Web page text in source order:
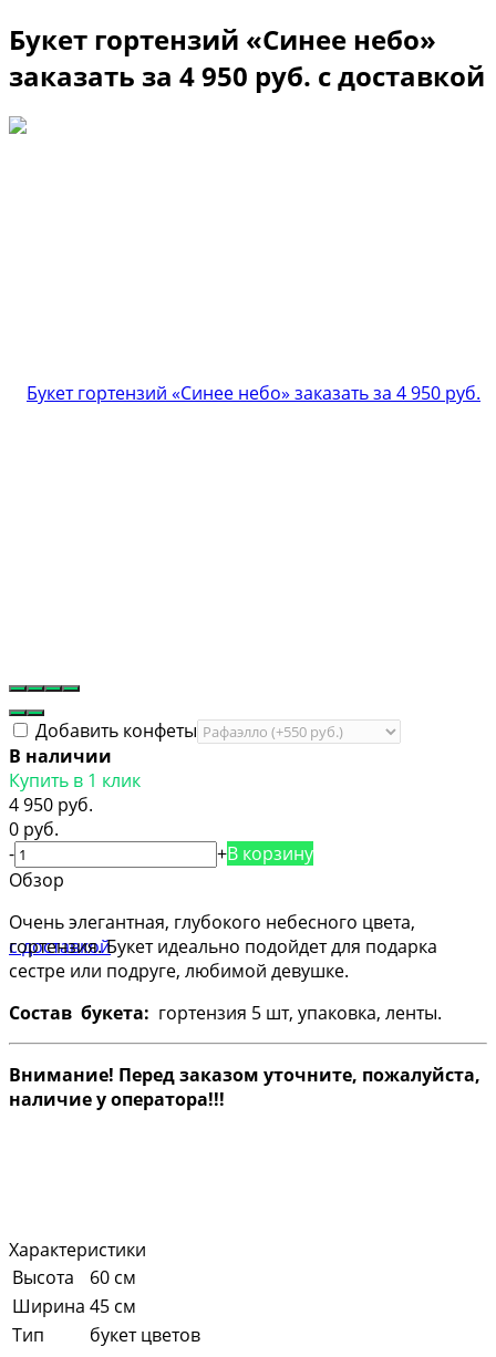
Букет гортензий «Синее небо»
заказать за 4 950 руб. с доставкой
Добавить конфеты
В наличии
Купить в 1 клик
4 950 руб.
0 руб.
-
+В корзину
Обзор
Очень элегантная, глубокого небесного цвета,
гортензия. Букет идеально подойдет для подарка
сестре или подруге, любимой девушке.
Состав букета: гортензия 5 шт, упаковка, ленты.
Внимание! Перед заказом уточните, пожалуйста,
наличие у оператора!!!
Характеристики
Высота
60 см
Ширина 45 см
Тип
букет цветов